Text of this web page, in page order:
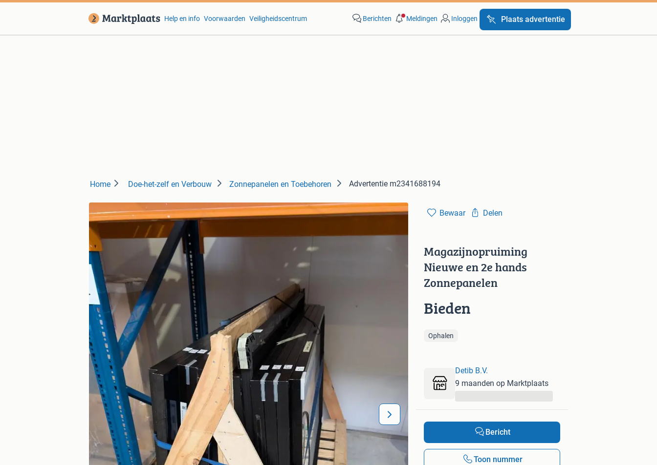
Help en info Voorwaarden Veiligheidscentrum Berichten Meldingen Inloggen Plaats advertentie
Home Doe-het-zelf en Verbouw Zonnepanelen en Toebehoren Advertentie m2341688194
Bewaar Delen
Magazijnopruiming
Nieuwe en 2e hands
Zonnepanelen
Bieden
Ophalen
Detib B.V.
9 maanden op Marktplaats
Bericht
Toon nummer